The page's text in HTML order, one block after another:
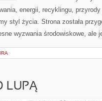
energii, recyklingu,
styl życia. Strona została
wyzwania środowiskowe,
LUPĄ